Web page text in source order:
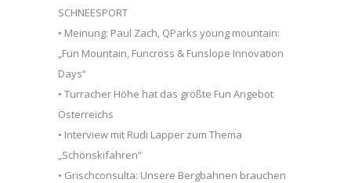
SCHNEESPORT
• Meinung: Paul Zach, QParks young mountain:
„Fun Mountain, Funcross & Funslope Innovation
Days“
• Turracher Höhe hat das größte Fun Angebot
Österreichs
• Interview mit Rudi Lapper zum Thema
„Schönskifahren“
• Grischconsulta: Unsere Bergbahnen brauchen